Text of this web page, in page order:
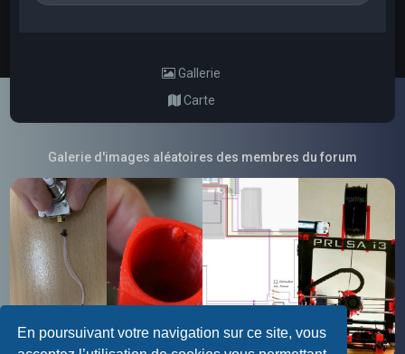
En poursuivant votre navigation sur ce site, vous
Gallerie
Carte
Galerie d'images aléatoires des membres du forum